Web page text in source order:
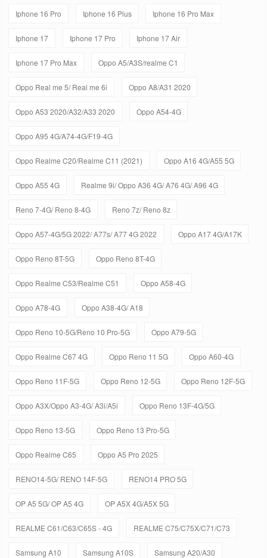
Iphone 16 Pro Iphone 16 Plus Iphone 16 Pro Max
Iphone 17 Iphone 17 Pro Iphone 17 Air
Iphone 17 Pro Max Oppo A5/A3S/realme C1
Oppo Real me 5/ Real me 6i Oppo A8/A31 2020
Oppo A53 2020/A32/A33 2020 Oppo A54-4G
Oppo A95 4G/A74-4G/F19-4G
Oppo Realme C20/Realme C11 (2021) Oppo A16 4G/A55 5G
Oppo A55 4G Realme 9i/ Oppo A36 4G/ A76 4G/ A96 4G
Reno 7-4G/ Reno 8-4G Reno 7z/ Reno 8z
Oppo A57-4G/5G 2022/ A77s/ A77 4G 2022 Oppo A17 4G/A17K
Oppo Reno 8T-5G Oppo Reno 8T-4G
Oppo Realme C53/Realme C51 Oppo A58-4G
Oppo A78-4G Oppo A38-4G/ A18
Oppo Reno 10-5G/Reno 10 Pro-5G Oppo A79-5G
Oppo Realme C67 4G Oppo Reno 11 5G Oppo A60-4G
Oppo Reno 11F-5G Oppo Reno 12-5G Oppo Reno 12F-5G
Oppo A3X/Oppo A3-4G/ A3i/A5i Oppo Reno 13F-4G/5G
Oppo Reno 13-5G Oppo Reno 13 Pro-5G
Oppo Realme C65 Oppo A5 Pro 2025
RENO14-5G/ RENO 14F-5G RENO14 PRO 5G
OP A5 5G/ OP A5 4G OP A5X 4G/A5X 5G
REALME C61/C63/C65S - 4G REALME C75/C75X/C71/C73
Samsung A10 Samsung A10S Samsung A20/A30